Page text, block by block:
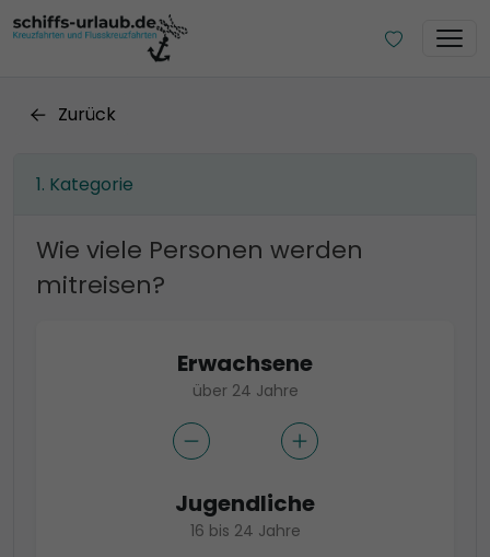
Zurück
Kategorie
Wie viele Personen werden
mitreisen?
Erwachsene
über 24 Jahre
Jugendliche
16 bis 24 Jahre